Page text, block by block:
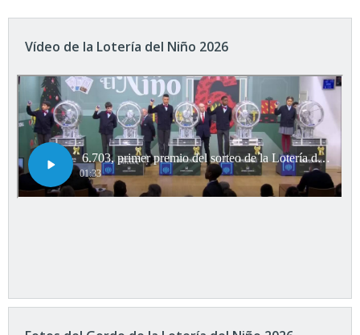
Vídeo de la Lotería del Niño 2026